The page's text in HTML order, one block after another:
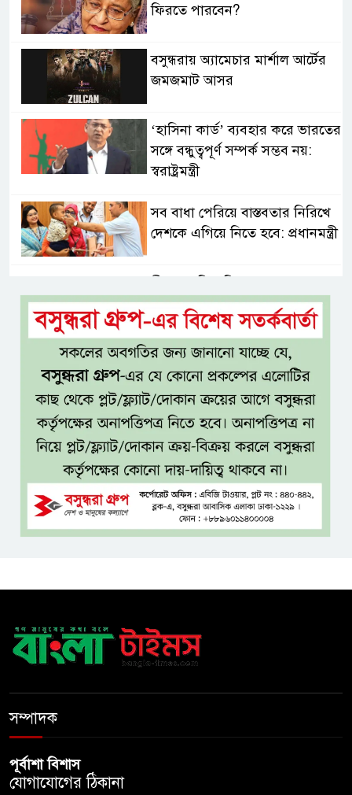
ফিরতে পারবেন?
বসুন্ধরায় অ্যামেচার মার্শাল আর্টের
জমজমাট আসর
‘হাসিনা কার্ড’ ব্যবহার করে ভারতের
সঙ্গে বন্ধুত্বপূর্ণ সম্পর্ক সম্ভব নয়:
স্বরাষ্ট্রমন্ত্রী
সব বাধা পেরিয়ে বাস্তবতার নিরিখে
দেশকে এগিয়ে নিতে হবে: প্রধানমন্ত্রী
সোবহান আনভীর
সেবার মানসিকতা ছাড়া
চিকিৎসাব্যবস্থার মানোন্নয়ন সম্ভব
নয়: প্রধানমন্ত্রী
বিদ্যুৎ-জ্বালানি নিয়ে অস্থিতিশীলতা
সৃষ্টিতে সক্রিয় চক্র: প্রধানমন্ত্রী
তনু হত্যা মামলায় সাবেক
সেনাসদস্য হাফিজুর রহমানকে
হাসিনাকে ঘিরে ঢাকা-দিল্লি সম্পর্কে
মজুদদারির বিরুদ্ধে বিশেষ ক্ষমতা
সম্পাদক
পূর্বাশা বিশাস
যোগাযোগের ঠিকানা